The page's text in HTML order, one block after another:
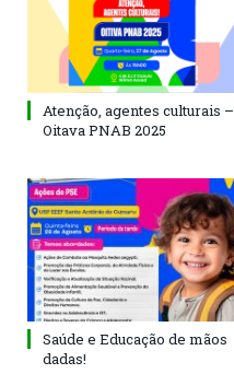
Atenção, agentes culturais –
Oitava PNAB 2025
Saúde e Educação de mãos
dadas!